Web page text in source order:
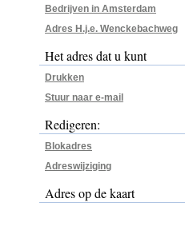
Bedrijven in Amsterdam
Adres H.j.e. Wenckebachweg
Het adres dat u kunt
Drukken
Stuur naar e-mail
Redigeren:
Blokadres
Adreswijziging
Adres op de kaart